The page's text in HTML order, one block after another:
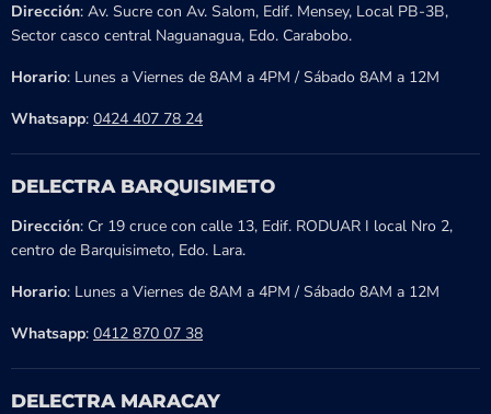
Dirección: Av. Sucre con Av. Salom, Edif. Mensey, Local PB-3B,
Sector casco central Naguanagua, Edo. Carabobo.
Horario: Lunes a Viernes de 8AM a 4PM / Sábado 8AM a 12M
Whatsapp: 0424 407 78 24
DELECTRA BARQUISIMETO
Dirección: Cr 19 cruce con calle 13, Edif. RODUAR I local Nro 2,
centro de Barquisimeto, Edo. Lara.
Horario: Lunes a Viernes de 8AM a 4PM / Sábado 8AM a 12M
Whatsapp: 0412 870 07 38
DELECTRA MARACAY